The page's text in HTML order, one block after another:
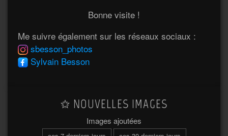
Bonne visite !
Me suivre également sur les réseaux sociaux :
sbesson_photos
Sylvain Besson
NOUVELLES IMAGES
Images ajoutées